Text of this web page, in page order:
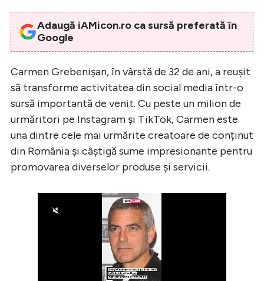
Creează cont
Adaugă iAMicon.ro ca sursă preferată în
Google
Carmen Grebenișan, în vârstă de 32 de ani, a reușit
să transforme activitatea din social media într-o
sursă importantă de venit. Cu peste un milion de
urmăritori pe Instagram și TikTok, Carmen este
una dintre cele mai urmărite creatoare de conținut
din România și câștigă sume impresionante pentru
promovarea diverselor produse și servicii.